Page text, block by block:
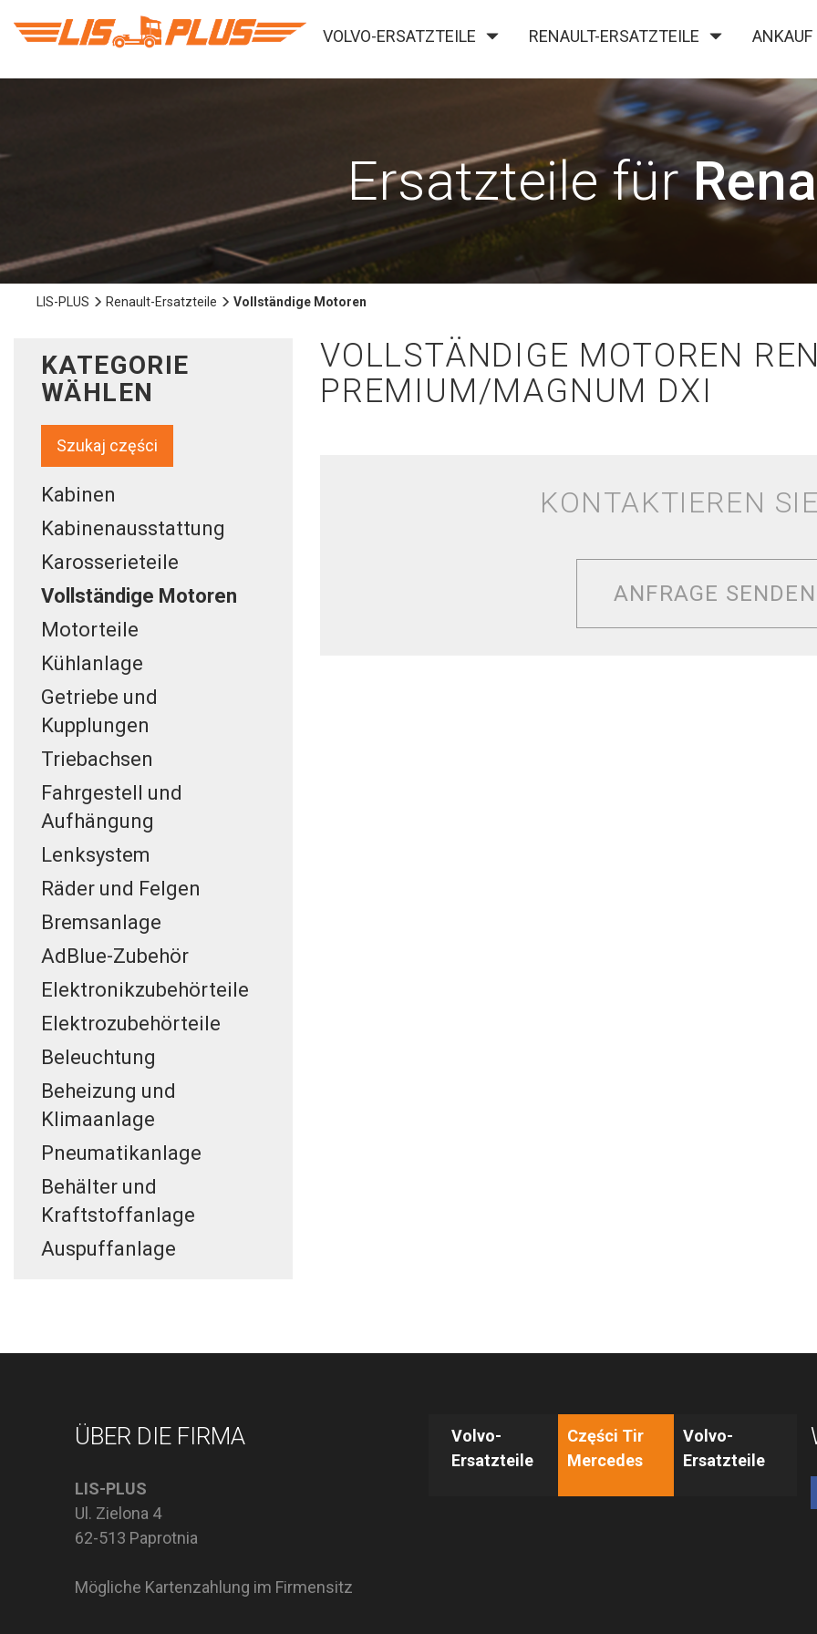
VOLVO-ERSATZTEILE RENAULT-ERSATZTEILE ANKAUF
Ersatzteile für
LIS-PLUS Renault-Ersatzteile Vollständige Motoren
KATEGORIE
WÄHLEN
Szukaj części
Kabinen
Kabinenausstattung
Karosserieteile
Vollständige Motoren
Motorteile
Kühlanlage
Getriebe und
Kupplungen
Triebachsen
Fahrgestell und
Aufhängung
Lenksystem
Räder und Felgen
Bremsanlage
AdBlue-Zubehör
Elektronikzubehörteile
Elektrozubehörteile
Beleuchtung
Beheizung und
Klimaanlage
Pneumatikanlage
Behälter und
Kraftstoffanlage
Auspuffanlage
VOLLSTÄNDIGE MOTOREN
PREMIUM/MAGNUM DXI
KONTAKTIEREN
ANFRAGE SENDEN
ÜBER DIE FIRMA
LIS-PLUS
Ul. Zielona 4
62-513 Paprotnia
Mögliche Kartenzahlung im Firmensitz
Volvo-
Ersatzteile
Części Tir
Mercedes
Volvo-
Ersatzteile